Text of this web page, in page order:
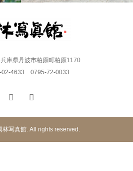
庫県丹波市柏原町柏原1170
02-4633 0795-72-0033
写真館. All rights reserved.